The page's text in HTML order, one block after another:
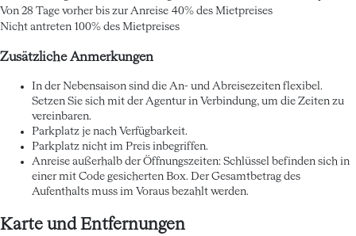
Von 28 Tage vorher bis zur Anreise 40% des Mietpreises
Nicht antreten 100% des Mietpreises
Zusätzliche Anmerkungen
In der Nebensaison sind die An- und Abreisezeiten flexibel.
Setzen Sie sich mit der Agentur in Verbindung, um die Zeiten zu
vereinbaren.
Parkplatz je nach Verfügbarkeit.
Parkplatz nicht im Preis inbegriffen.
Anreise außerhalb der Öffnungszeiten: Schlüssel befinden sich in
einer mit Code gesicherten Box. Der Gesamtbetrag des
Aufenthalts muss im Voraus bezahlt werden.
Karte und Entfernungen